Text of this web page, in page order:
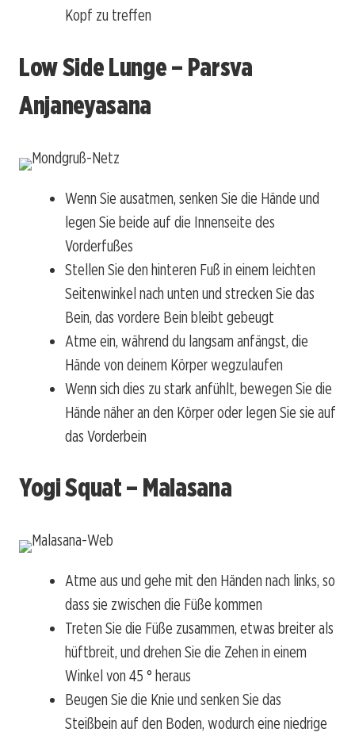
Kopf zu treffen
Low Side Lunge – Parsva
Anjaneyasana
Wenn Sie ausatmen, senken Sie die Hände und
legen Sie beide auf die Innenseite des
Vorderfußes
Stellen Sie den hinteren Fuß in einem leichten
Seitenwinkel nach unten und strecken Sie das
Bein, das vordere Bein bleibt gebeugt
Atme ein, während du langsam anfängst, die
Hände von deinem Körper wegzulaufen
Wenn sich dies zu stark anfühlt, bewegen Sie die
Hände näher an den Körper oder legen Sie sie auf
das Vorderbein
Yogi Squat – Malasana
Atme aus und gehe mit den Händen nach links, so
dass sie zwischen die Füße kommen
Treten Sie die Füße zusammen, etwas breiter als
hüftbreit, und drehen Sie die Zehen in einem
Winkel von 45 ° heraus
Beugen Sie die Knie und senken Sie das
Steißbein auf den Boden, wodurch eine niedrige